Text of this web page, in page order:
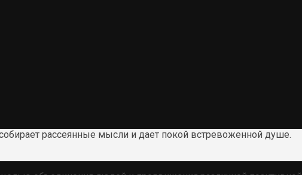
рассеянные мысли и дает покой встревоженной душе.